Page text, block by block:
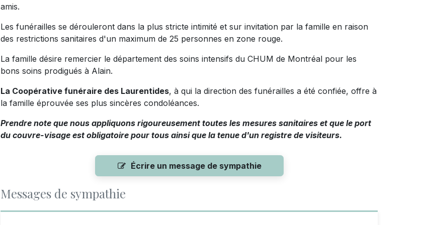
amis.
Les funérailles se dérouleront dans la plus stricte intimité et sur invitation par la famille en raison
des restrictions sanitaires d'un maximum de 25 personnes en zone rouge.
La famille désire remercier le département des soins intensifs du CHUM de Montréal pour les
bons soins prodigués à Alain.
La Coopérative funéraire des Laurentides, à qui la direction des funérailles a été confiée, offre à
la famille éprouvée ses plus sincères condoléances.
Prendre note que nous appliquons rigoureusement toutes les mesures sanitaires et que le port
du couvre-visage est obligatoire pour tous ainsi que la tenue d'un registre de visiteurs.
Écrire un message de sympathie
Messages de sympathie